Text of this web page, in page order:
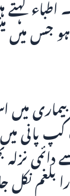
کہتے
جس میں
بیماری
کپ پانی
بلغم نکل